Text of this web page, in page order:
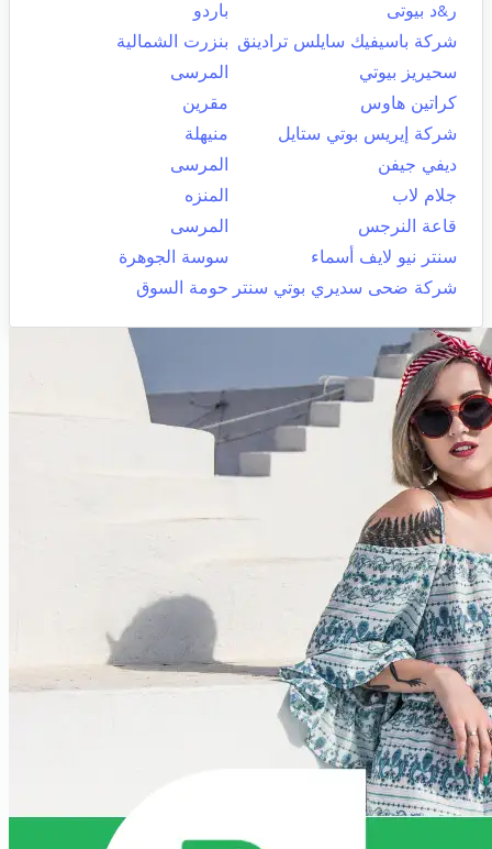
ر&د بيوتى
باردو
شركة باسيفيك سايلس ترادينق بنزرت الشمالية
سحيريز بيوتي
المرسى
كراتين هاوس
مقرين
شركة إيريس بوتي ستايل
منيهلة
ديفي جيفن
المرسى
جلام لاب
المنزه
قاعة النرجس
المرسى
سنتر نيو لايف أسماء
سوسة الجوهرة
شركة ضحى سديري بوتي سنتر حومة السوق